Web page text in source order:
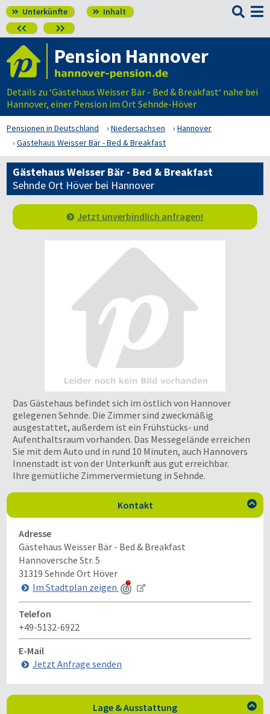
 Unterkünfte  Inhalt
 

Pension Hannover
Details zu ‘Gästehaus Weisser Bär - Bed & Breakfast‘ nahe bei
Hannover, einer Pension im Ort Sehnde-Höver
Pensionen in Deutschland Niedersachsen
Hannover
Gästehaus Weisser Bär - Bed & Breakfast
Gästehaus Weisser Bär - Bed & Breakfast
Sehnde Ort Höver bei Hannover
Jetzt unverbindlich anfragen!
Das Gästehaus befindet sich im östlich von Hannover
gelegenen Sehnde. Die Zimmer sind zweckmäßig
ausgestattet, außerdem ist ein Frühstücks- und
Aufenthaltsraum vorhanden. Das Messegelände erreichen
Sie mit dem Auto und in rund 10 Minuten, auch Hannovers
Innenstadt ist von der Unterkunft aus gut erreichbar.
Ihre gemütliche Zimmervermietung in Sehnde.
Kontakt 
Adresse
Gästehaus Weisser Bär - Bed & Breakfast
Hannoversche Str. 5
31319 Sehnde Ort Höver
Im Stadtplan zeigen
Telefon
+49-5132-6922
E-Mail
Jetzt Anfrage senden
Lage & Ausstattung 